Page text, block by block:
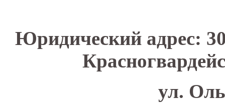
Юридический адрес:
ул.